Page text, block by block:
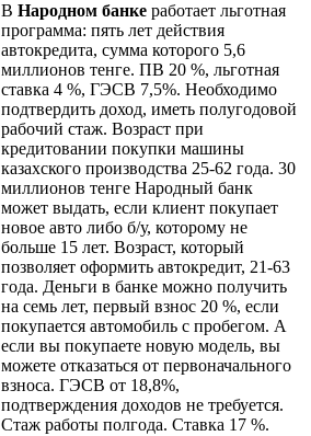
В Народном банке работает льготная
программа: пять лет действия
автокредита, сумма которого 5,6
миллионов тенге. ПВ 20 %, льготная
ставка 4 %, ГЭСВ 7,5%. Необходимо
подтвердить доход, иметь полугодовой
рабочий стаж. Возраст при
кредитовании покупки машины
казахского производства 25-62 года. 30
миллионов тенге Народный банк
может выдать, если клиент покупает
новое авто либо б/у, которому не
больше 15 лет. Возраст, который
позволяет оформить автокредит, 21-63
года. Деньги в банке можно получить
на семь лет, первый взнос 20 %, если
покупается автомобиль с пробегом. А
если вы покупаете новую модель, вы
можете отказаться от первоначального
взноса. ГЭСВ от 18,8%,
подтверждения доходов не требуется.
Стаж работы полгода. Ставка 17 %.